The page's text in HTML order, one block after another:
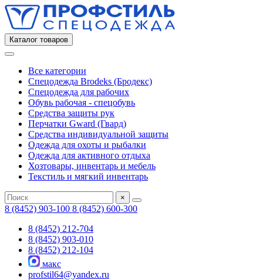
Каталог товаров
Все категории
Спецодежда Brodeks (Бродекс)
Спецодежда для рабочих
Обувь рабочая - спецобувь
Средства защиты рук
Перчатки Gward (Гвард)
Средства индивидуальной защиты
Одежда для охоты и рыбалки
Одежда для активного отдыха
Хозтовары, инвентарь и мебель
Текстиль и мягкий инвентарь
×
8 (8452) 903-100 8 (8452) 600-300
8 (8452) 212-704
8 (8452) 903-010
8 (8452) 212-104
макс
profstil64@yandex.ru